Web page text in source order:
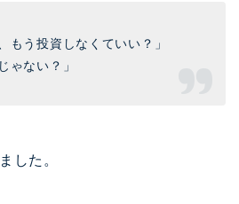
もう投資しなくていい？」
ゃない？」
した。